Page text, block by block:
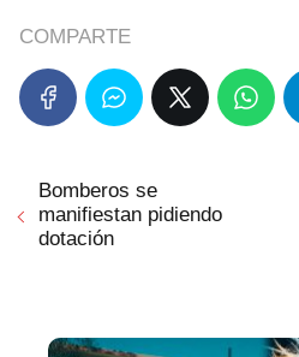
COMPARTE
Bomberos se
manifiestan pidiendo
dotación